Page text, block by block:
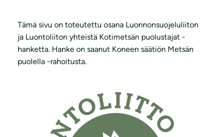
Tämä sivu on toteutettu osana Luonnonsuojeluliiton
ja Luontoliiton yhteistä Kotimetsän puolustajat -
hanketta. Hanke on saanut Koneen säätiön Metsän
puolella -rahoitusta.